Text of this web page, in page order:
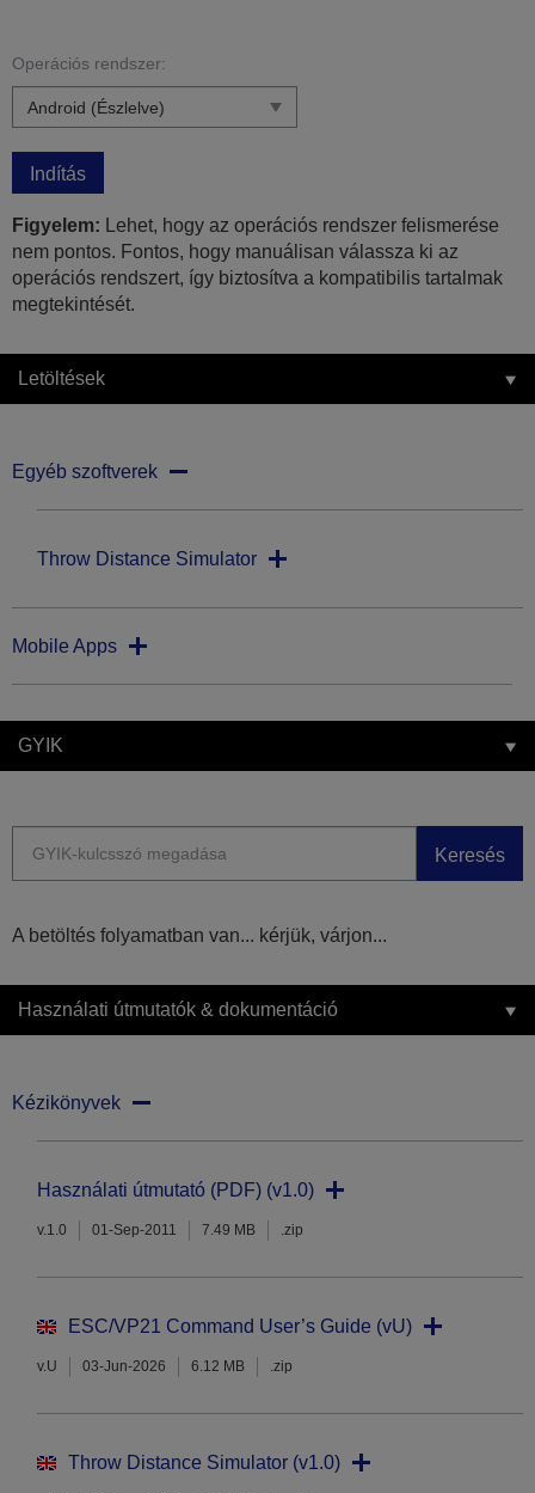
Operációs rendszer:
Indítás
Figyelem: Lehet, hogy az operációs rendszer felismerése
nem pontos. Fontos, hogy manuálisan válassza ki az
operációs rendszert, így biztosítva a kompatibilis tartalmak
megtekintését.
Letöltések
Egyéb szoftverek
Throw Distance Simulator
Mobile Apps
GYIK
Keresés
A betöltés folyamatban van... kérjük, várjon...
Használati útmutatók & dokumentáció
Kézikönyvek
Használati útmutató (PDF) (v1.0)
v.1.0 01-Sep-2011 7.49 MB .zip
ESC/VP21 Command User’s Guide (vU)
v.U 03-Jun-2026 6.12 MB .zip
Throw Distance Simulator (v1.0)